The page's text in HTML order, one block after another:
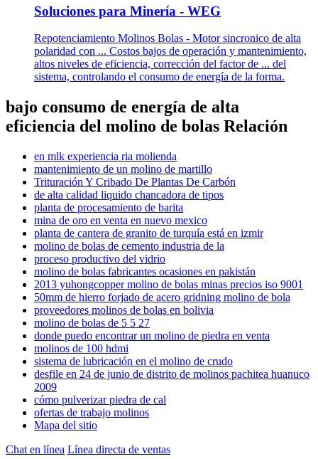
Soluciones para Minería - WEG
Repotenciamiento Molinos Bolas - Motor sincronico de alta
polaridad con ... Costos bajos de operación y mantenimiento,
altos niveles de eficiencia, corrección del factor de ... del
sistema, controlando el consumo de energía de la forma.
bajo consumo de energía de alta
eficiencia del molino de bolas Relación
en mlk experiencia ria molienda
mantenimiento de un molino de martillo
Trituración Y Cribado De Plantas De Carbón
de alta calidad liquido chancadora de tipos
planta de procesamiento de barita
mina de oro en venta en nuevo mexico
planta de cantera de granito de turquía está en izmir
molino de bolas de cemento industria de la
proceso productivo del vidrio
molino de bolas fabricantes ocasiones en pakistán
2013 yuhongcopper molino de bolas minas precios iso 9001
50mm de hierro forjado de acero gridning molino de bola
proveedores molinos de bolas en bolivia
molino de bolas de 5 5 27
donde puedo encontrar un molino de piedra en venta
molinos de 100 hdmi
sistema de lubricación en el molino de crudo
desfile en 24 de junio de distrito de molinos pachitea huanuco
2009
cómo pulverizar piedra de cal
ofertas de trabajo molinos
Mapa del sitio
Chat en línea Línea directa de ventas